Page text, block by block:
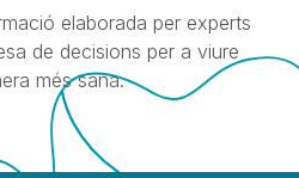
elaborada per experts
de decisions per a viure
més sana.